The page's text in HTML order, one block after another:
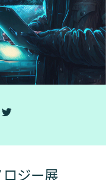
ジー展